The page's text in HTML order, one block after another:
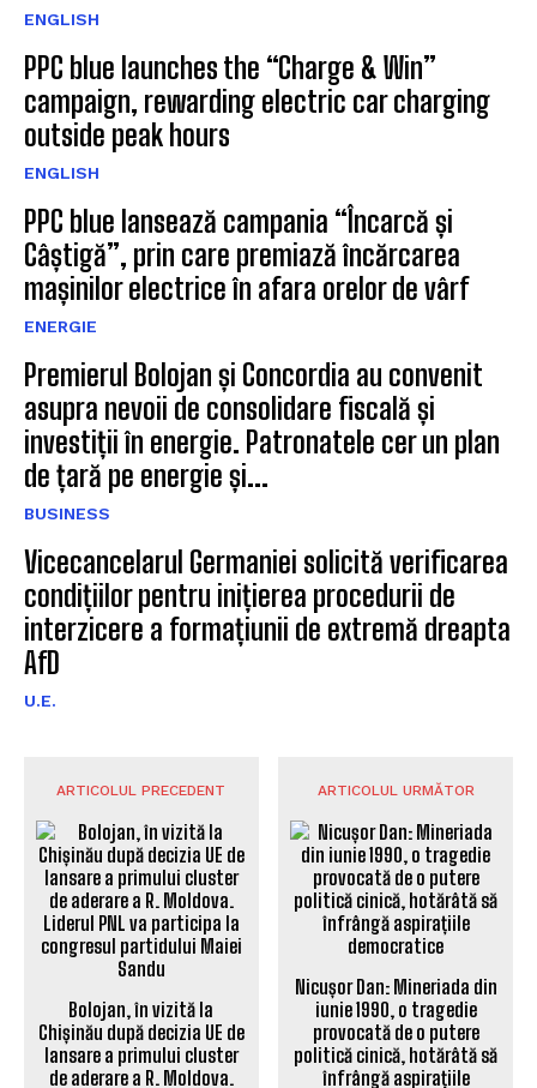
ENGLISH
PPC blue launches the “Charge & Win”
campaign, rewarding electric car charging
outside peak hours
ENGLISH
PPC blue lansează campania “Încarcă și
Câștigă”, prin care premiază încărcarea
mașinilor electrice în afara orelor de vârf
ENERGIE
Premierul Bolojan și Concordia au convenit
asupra nevoii de consolidare fiscală și
investiții în energie. Patronatele cer un plan
de țară pe energie și...
BUSINESS
Vicecancelarul Germaniei solicită verificarea
condițiilor pentru inițierea procedurii de
interzicere a formațiunii de extremă dreapta
AfD
U.E.
ARTICOLUL PRECEDENT
Bolojan, în vizită la
Chișinău după decizia UE de
lansare a primului cluster
de aderare a R. Moldova.
ARTICOLUL URMĂTOR
Nicușor Dan: Mineriada din
iunie 1990, o tragedie
provocată de o putere
politică cinică, hotărâtă să
înfrângă aspirațiile